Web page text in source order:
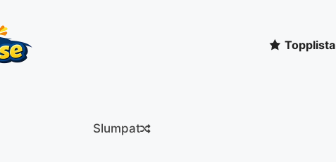
Topplista
Slumpat